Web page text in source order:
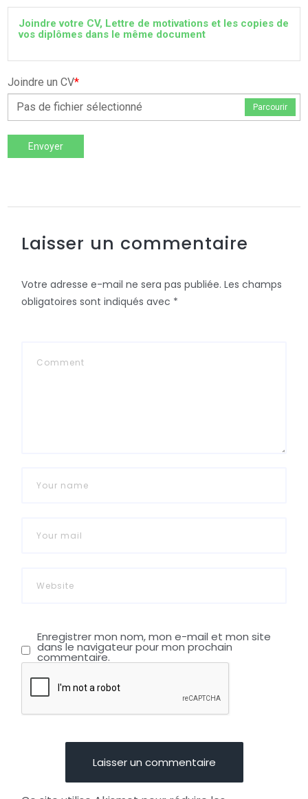
Joindre votre CV, Lettre de motivations et les copies de
vos diplômes dans le même document
Joindre un CV*
Pas de fichier sélectionné
Parcourir
Envoyer
Laisser un commentaire
Votre adresse e-mail ne sera pas publiée. Les champs
obligatoires sont indiqués avec *
Enregistrer mon nom, mon e-mail et mon site
dans le navigateur pour mon prochain
commentaire.